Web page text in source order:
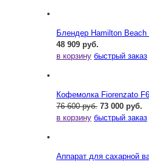
Блендер Hamilton Beach
48 909 руб.
в корзину быстрый заказ
Кофемолка Fiorenzato
76 600 руб. 73 000 руб.
в корзину быстрый заказ
Аппарат для сахарной